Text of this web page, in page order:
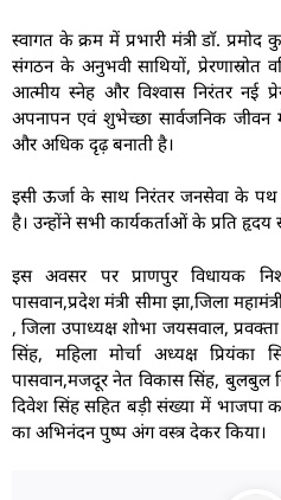
स्वागत के क्रम में प्रभारी मंत्री डाॅ.
संगठन के अनुभवी साथियों, प्रेरणास्रोत
आत्मीय स्नेह और विश्वास निरंतर नई
अपनापन एवं शुभेच्छा सार्वजनिक जीवन
और अधिक दृढ़ बनाती है।
इसी ऊर्जा के साथ निरंतर जनसेवा के पथ
है। उन्होंने सभी कार्यकर्ताओं के प्रति
इस अवसर पर प्राणपुर विधायक
पासवान,प्रदेश मंत्री सीमा झा,जिला
, जिला उपाध्यक्ष शोभा जयसवाल,
सिंह, महिला मोर्चा अध्यक्ष प्रियंका
पासवान,मजदूर नेत विकास सिंह, बुलबुल
दिवेश सिंह सहित बड़ी संख्या में भाजपा
का अभिनंदन पुष्प अंग वस्त्र देकर किया।